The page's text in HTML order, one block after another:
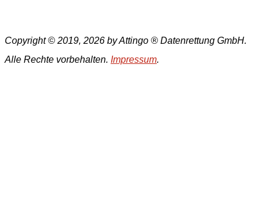
Copyright © 2019, 2026 by Attingo ® Datenrettung GmbH.
Alle Rechte vorbehalten. Impressum.